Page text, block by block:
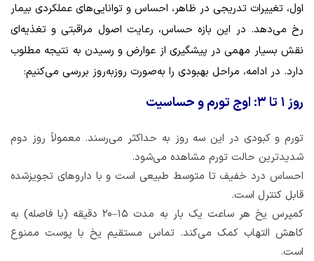
اول، تغییرات تدریجی در ظاهر، احساس و توانایی‌های عملکردی بیمار
رخ می‌دهد. در این بازه حساس، رعایت اصول مراقبتی و تغذیه‌ای
نقش بسیار مهمی در پیشگیری از عوارض و رسیدن به نتیجه مطلوب
دارد. در ادامه، مراحل بهبودی را به‌صورت روز‌به‌روز بررسی می‌کنیم:
روز ۱ تا ۳: اوج تورم و حساسیت
تورم و کبودی در این سه روز به حداکثر می‌رسند. معمولاً روز دوم
شدیدترین حالت تورم مشاهده می‌شود.
احساس درد خفیف تا متوسط طبیعی است و با داروهای تجویز‌شده
قابل کنترل است.
کمپرس یخ هر ساعت یک بار به مدت ۱۵–۲۰ دقیقه (با فاصله) به
کاهش التهاب کمک می‌کند. تماس مستقیم یخ با پوست ممنوع
است.